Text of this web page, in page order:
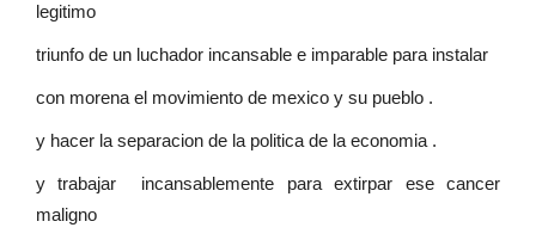
legitimo
triunfo de un luchador incansable e imparable para instalar
con morena el movimiento de mexico y su pueblo .
y hacer la separacion de la politica de la economia .
y trabajar incansablemente para extirpar ese cancer
maligno